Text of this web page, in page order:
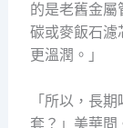
的是老舊金屬
碳或麥飯石濾
更溫潤。」
「所以，長
套？」美華問